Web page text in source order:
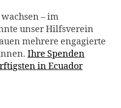
– im
unser Hilfsverein
mehrere engagierte
Ihre Spenden
in Ecuador